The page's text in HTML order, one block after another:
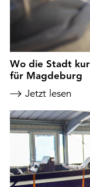
Wo die Stadt
für Magdeburg
Jetzt lesen